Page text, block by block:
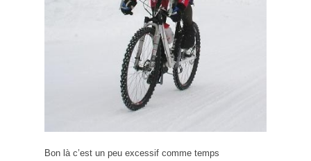
Bon là c’est un peu excessif comme temps